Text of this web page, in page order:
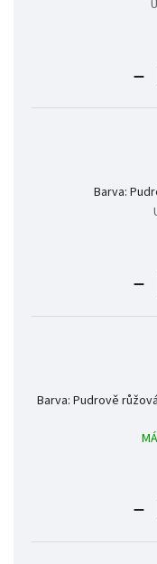
Barva:
Barva: Pudrově